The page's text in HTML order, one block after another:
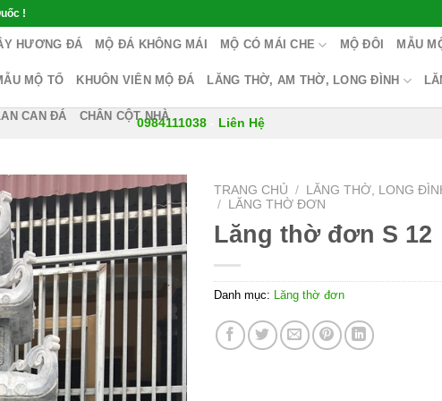
!
HƯƠNG ĐÁ MỘ ĐÁ KHÔNG MÁI MỘ CÓ MÁI CHE MỘ ĐÔI MẪU
MỘ TỔ KHUÔN VIÊN MỘ ĐÁ LĂNG THỜ, AM THỜ, LONG ĐÌNH
CAN ĐÁ CHÂN CỘT NHÀ
0984111038- Liên Hệ
TRANG CHỦ /
LĂNG THỜ, LONG
/
LĂNG THỜ ĐƠN
Lăng thờ đơn S 12
Danh mục: Lăng thờ đơn